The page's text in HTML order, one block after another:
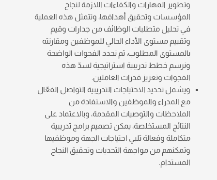
وتطوير المهارات والكفاءات اللازمة لنجاح
المؤسسات وتحقيق أهدافها، وتتمثل هذه العملية
في تحليل متطلبات الوظائف من جدارات وقيم
وتقييم مستوى الأداء الحالي للموظفين ومقارنته
بالمستوى المطلوب، ثم نحدد الفجوات الواضحة
ونرسم خطط تدريبية استراتيجية لسدّ هذه
الفجوات وتعزيز قدرات العاملين.
ويشمل تحديد الاحتياجات التدريبية التواصل الفعّال
مع المدراء والموظفين والاستفادة من
الملاحظات والتوصيات المقدمة، وبالاعتماد على
النتائج المستخلصة، يمكن تصميم برامج تدريبية
متكاملة وفعالة تلبي احتياجات الجهة وموظفيها
وتمكنهم من مواجهة التحديات وتحقيق النجاح
المستدام.